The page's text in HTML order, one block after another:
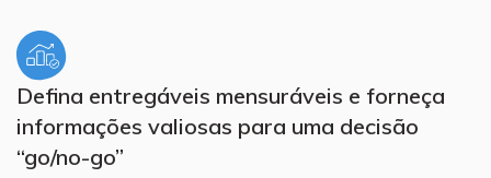
Defina entregáveis mensuráveis e forneça
informações valiosas para uma decisão
“go/no-go”